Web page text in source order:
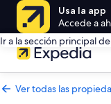
Usa la app
Accede a
Ir a la sección principal
Ver todas las